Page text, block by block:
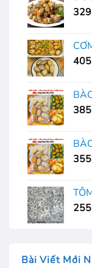
Bài Viết Mới